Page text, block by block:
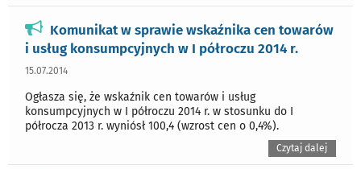
Komunikat w sprawie wskaźnika cen towarów
i usług konsumpcyjnych w I półroczu 2014 r.
15.07.2014
Ogłasza się, że wskaźnik cen towarów i usług
konsumpcyjnych w I półroczu 2014 r. w stosunku do I
półrocza 2013 r. wyniósł 100,4 (wzrost cen o 0,4%).
Czytaj dalej